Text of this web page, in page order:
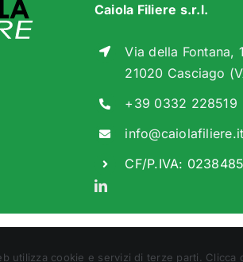
Caiola Filiere s.r.l.
Via della Fontana,
21020 Casciago
+39 0332 228519
info@caiolafiliere.it
CF/P.IVA:
utilizza cookie e servizi di terze parti. Clicca